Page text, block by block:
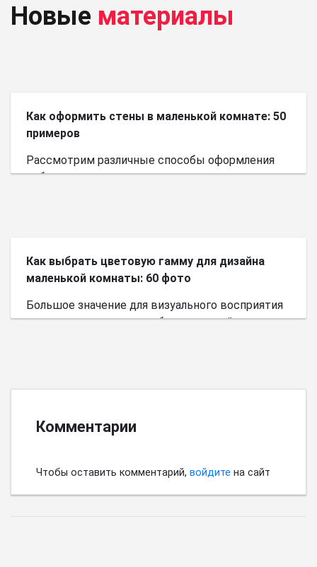
Новые материалы
Как оформить стены в маленькой комнате: 50
примеров
Рассмотрим различные способы оформления
небольшого пространства.
Как выбрать цветовую гамму для дизайна
маленькой комнаты: 60 фото
Большое значение для визуального восприятия
пространства имеет выбор цветовой палитры.
Комментарии
Чтобы оставить комментарий, войдите на сайт